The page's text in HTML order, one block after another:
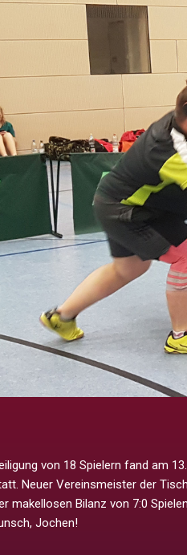
von 18 Spielern fand am
Neuer Vereinsmeister der
makellosen Bilanz von 7:0
Jochen!